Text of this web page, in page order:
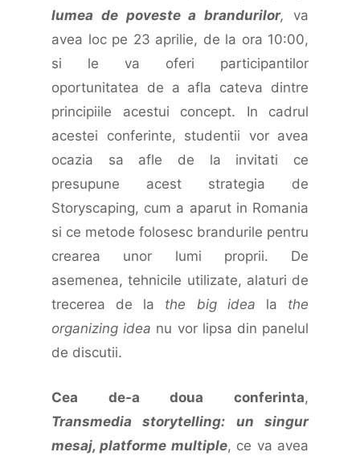
lumea de poveste a brandurilor, va
avea loc pe 23 aprilie, de la ora 10:00,
si le va oferi participantilor
oportunitatea de a afla cateva dintre
principiile acestui concept. In cadrul
acestei conferinte, studentii vor avea
ocazia sa afle de la invitati ce
presupune acest strategia de
Storyscaping, cum a aparut in Romania
si ce metode folosesc brandurile pentru
crearea unor lumi proprii. De
asemenea, tehnicile utilizate, alaturi de
trecerea de la the big idea la the
organizing idea nu vor lipsa din panelul
de discutii.
Cea de-a doua conferinta,
Transmedia storytelling: un singur
mesaj, platforme multiple, ce va avea